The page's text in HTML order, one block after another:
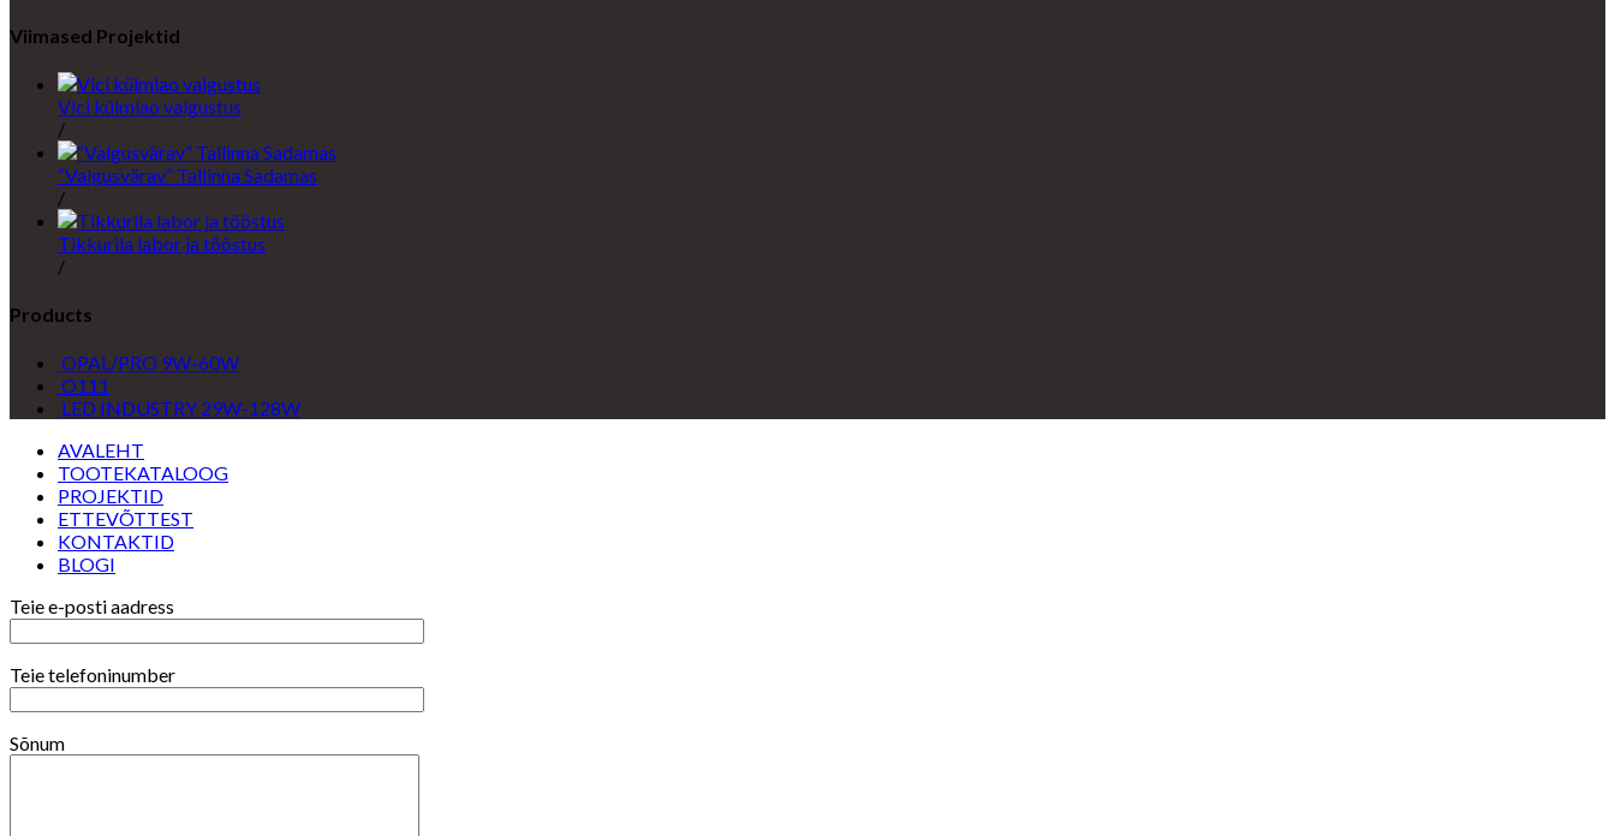
Viimased Projektid
Vici külmlao valgustus
/
“Valgusvärav” Tallinna Sadamas
/
Tikkurila labor ja tööstus
/
Products
OPAL/PRO 9W-60W
O111
LED INDUSTRY 29W-128W
AVALEHT
TOOTEKATALOOG
PROJEKTID
ETTEVÕTTEST
KONTAKTID
BLOGI
Teie e-posti aadress
Teie telefoninumber
Sõnum